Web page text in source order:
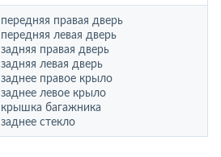
передняя правая дверь
передняя левая дверь
задняя правая дверь
задняя левая дверь
заднее правое крыло
заднее левое крыло
крышка багажника
заднее стекло